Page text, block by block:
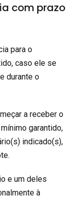
com prazo
para o
caso ele se
durante o
a receber o
garantido,
indicado(s),
e um deles
à